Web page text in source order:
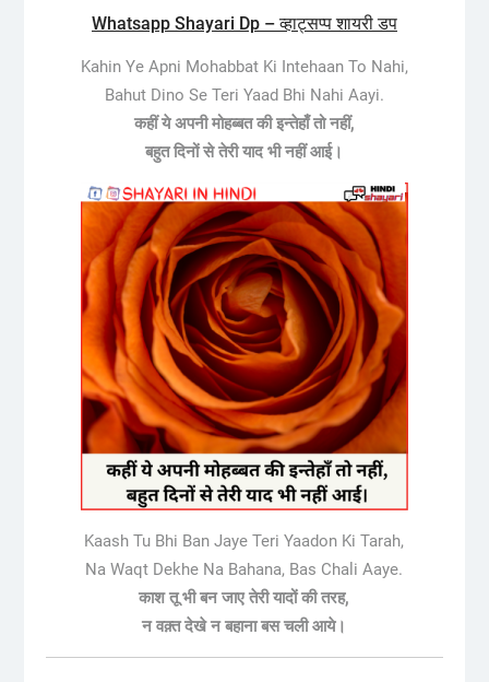
Whatsapp Shayari Dp – व्हाट्सप्प शायरी डप
Kahin Ye Apni Mohabbat Ki Intehaan To Nahi,
Bahut Dino Se Teri Yaad Bhi Nahi Aayi.
कहीं ये अपनी मोहब्बत की इन्तेहाँ तो नहीं,
बहुत दिनों से तेरी याद भी नहीं आई।
Kaash Tu Bhi Ban Jaye Teri Yaadon Ki Tarah,
Na Waqt Dekhe Na Bahana, Bas Chali Aaye.
काश तू भी बन जाए तेरी यादों की तरह,
न वक़्त देखे न बहाना बस चली आये।